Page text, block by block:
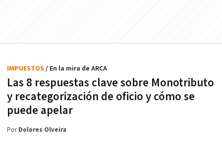
Las 8 respuestas clave sobre Monotributo
y recategorización de oficio y cómo se
puede apelar
IMPUESTOS / En la mira de ARCA
PorDolores Olveira